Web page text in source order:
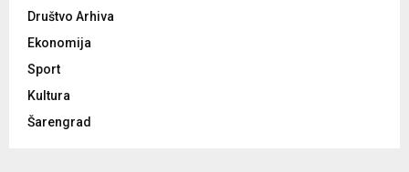
Društvo Arhiva
Ekonomija
Sport
Kultura
Šarengrad